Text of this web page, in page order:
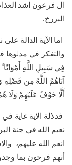
ال فرعون اشد
البرزخ.
اما الآية الدالة
والتفكر في مدلوها
آتَاهُمُ اللَّهُ مِن
أَلَّا خَوْفٌ عَلَيْهِمْ وَلَا هُمْ
فدلالة الاية غاية
نعيم الله في جنة
انعم الله عليهم،
أنهم فرحون بما